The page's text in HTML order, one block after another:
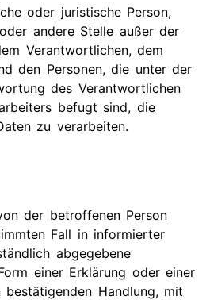
oder juristische Person,
andere Stelle außer der
Verantwortlichen, dem
den Personen, die unter der
des Verantwortlichen
befugt sind, die
zu verarbeiten.
der betroffenen Person
Fall in informierter
abgegebene
einer Erklärung oder einer
bestätigenden Handlung, mit